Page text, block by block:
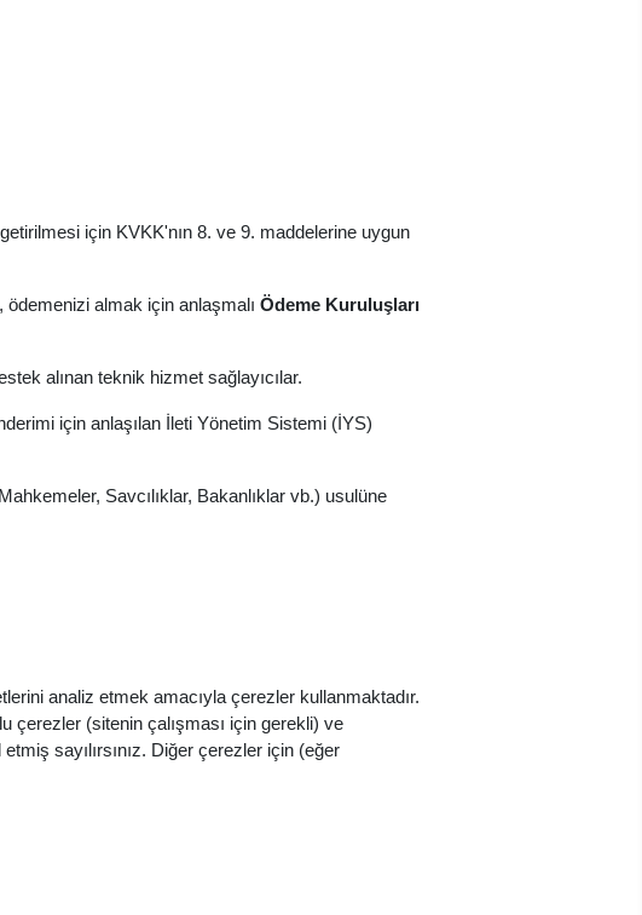
için KVKK'nın 8. ve 9. maddelerine uygun
, ödemenizi almak için anlaşmalı Ödeme Kuruluşları
alınan teknik hizmet sağlayıcılar.
için anlaşılan İleti Yönetim Sistemi (İYS)
Savcılıklar, Bakanlıklar vb.) usulüne
analiz etmek amacıyla çerezler kullanmaktadır.
çerezler (sitenin çalışması için gerekli) ve
sayılırsınız. Diğer çerezler için (eğer